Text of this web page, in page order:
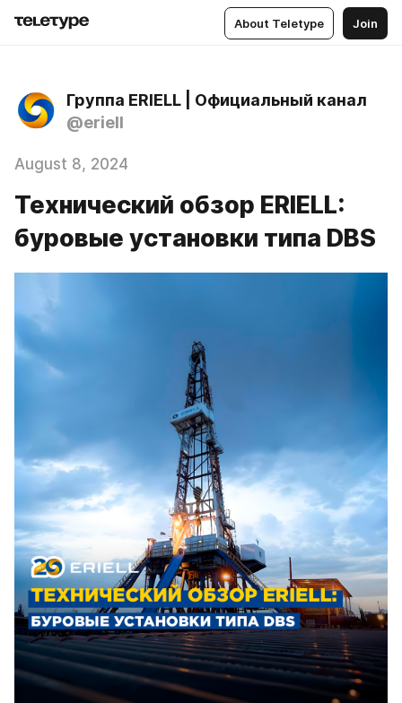
About Teletype Join
Группа ERIELL | Официальный канал
@eriell
August 8, 2024
Технический обзор ERIELL:
буровые установки типа DBS